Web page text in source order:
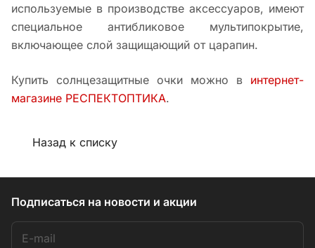
используемые в производстве аксессуаров, имеют
специальное антибликовое мультипокрытие,
включающее слой защищающий от царапин.
Купить солнцезащитные очки можно в интернет-
магазине РЕСПЕКТОПТИКА.
Назад к списку
Подписаться на новости и акции